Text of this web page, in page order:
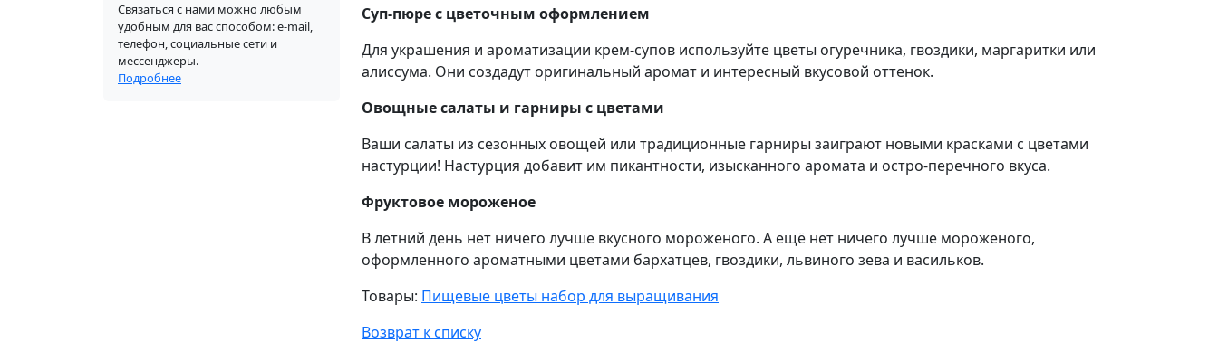
Связаться с нами можно любым
удобным для вас способом: e-mail,
телефон, социальные сети и
мессенджеры.
Подробнее
Суп-пюре с цветочным оформлением
Для украшения и ароматизации крем-супов используйте цветы огуречника, гвоздики, маргаритки или
алиссума. Они создадут оригинальный аромат и интересный вкусовой оттенок.
Овощные салаты и гарниры с цветами
Ваши салаты из сезонных овощей или традиционные гарниры заиграют новыми красками с цветами
настурции! Настурция добавит им пикантности, изысканного аромата и остро-перечного вкуса.
Фруктовое мороженое
В летний день нет ничего лучше вкусного мороженого. А ещё нет ничего лучше мороженого,
оформленного ароматными цветами бархатцев, гвоздики, львиного зева и васильков.
Товары: Пищевые цветы набор для выращивания
Возврат к списку